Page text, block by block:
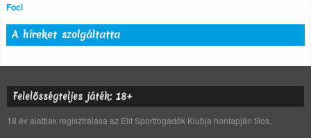
Foci
A híreket szolgáltatta
Felelősségteljes játék: 18+
18 év alattiak regisztrálása az Elit Sportfogadók Klubja honlapján tilos.